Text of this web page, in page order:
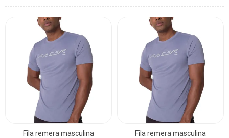
Fila remera masculina Fila remera masculina